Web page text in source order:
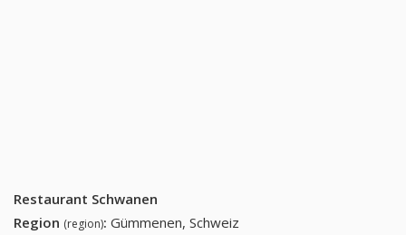
Restaurant Schwanen
Region (region): Gümmenen, Schweiz